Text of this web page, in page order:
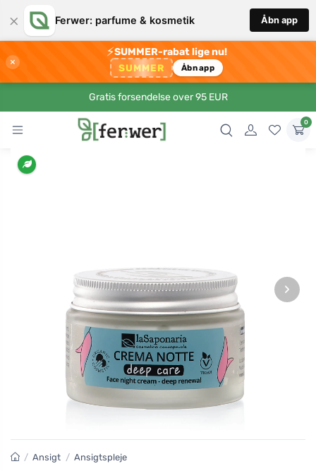
× Ferwer: parfume & kosmetik Åbn app
×
⚡SUMMER-rabat lige nu!
SUMMER Åbn app
Gratis forsendelse over 95 EUR
0
›
/ Ansigt / Ansigtspleje